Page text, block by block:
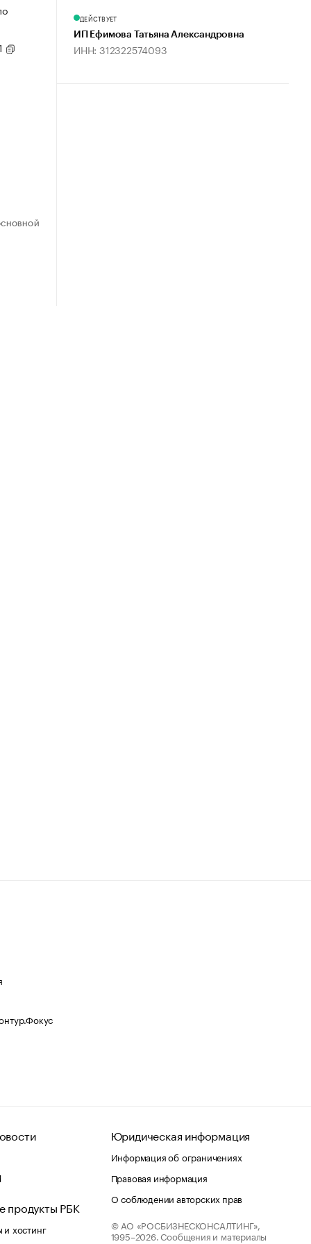
ДЕЙСТВУЕТ
ИП Ефимова Татьяна Александровна
ИНН: 312322574093
продукты РБК
хостинг
Юридическая информация
Информация об ограничениях
Правовая информация
О соблюдении авторских прав
© АО «РОСБИЗНЕСКОНСАЛТИНГ»,
1995–2026. Сообщения и материалы